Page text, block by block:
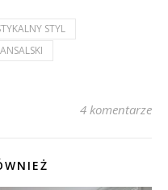
STYL
4 komentarze